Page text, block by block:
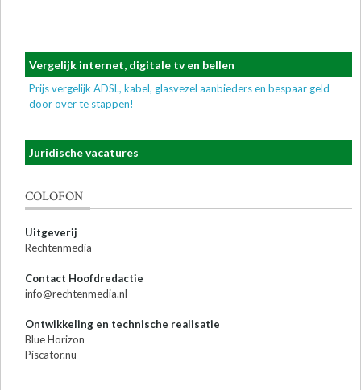
Vergelijk internet, digitale tv en bellen
Prijs vergelijk ADSL, kabel, glasvezel aanbieders en bespaar geld
door over te stappen!
Juridische vacatures
COLOFON
Uitgeverij
Rechtenmedia
Contact Hoofdredactie
info@rechtenmedia.nl
Ontwikkeling en technische realisatie
Blue Horizon
Piscator.nu